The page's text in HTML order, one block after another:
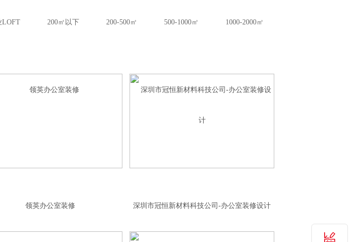
LOFT 200㎡以下 200-500㎡ 500-1000㎡ 1000-2000㎡
领英办公室装修 深圳市冠恒新材料科技公司-办公室装修设计